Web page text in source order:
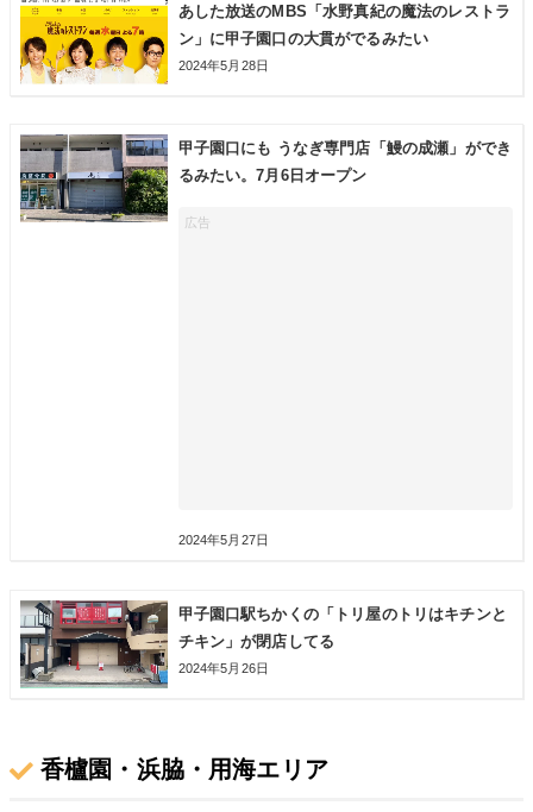
あした放送のMBS「水野真紀の魔法のレストラ
ン」に甲子園口の大貫がでるみたい
2024年5月28日
甲子園口にも うなぎ専門店「鰻の成瀬」ができ
るみたい。7月6日オープン
2024年5月27日
甲子園口駅ちかくの「トリ屋のトリはキチンと
チキン」が閉店してる
2024年5月26日
香櫨園・浜脇・用海エリア